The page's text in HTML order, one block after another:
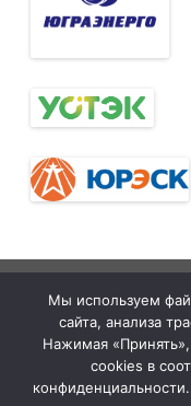
межрегиональная
организация
Общественной
Мы используем
сайта, анализа
Нажимая
cookies в